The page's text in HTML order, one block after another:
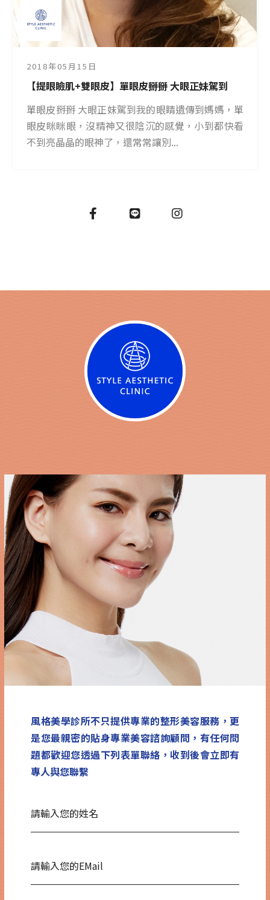
2018年05月15日
【提眼瞼肌+雙眼皮】單眼皮掰掰 大眼正妹駕到
單眼皮掰掰 大眼正妹駕到我的眼睛遺傳到媽媽，單
眼皮眯眯眼，沒精神又很陰沉的感覺，小到都快看
不到亮晶晶的眼神了，還常常讓別...
風格美學診所不只提供專業的整形美容服務，更
是您最親密的貼身專業美容諮詢顧問，有任何問
題都歡迎您透過下列表單聯絡，收到後會立即有
專人與您聯繫